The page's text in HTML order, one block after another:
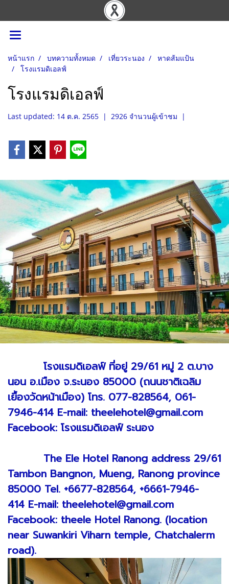
หน้าแรก บทความทั้งหมด เที่ยวระนอง
หาดส้มแป้น
โรงแรมดิเอลฟ์
โรงแรมดิเอลฟ์
Last updated: 14 ต.ค. 2565 | 2926 จำนวนผู้เข้าชม |
โรงแรมดิเอลฟ์ ที่อยู่ 29/61 หมู่ 2 ต.บาง
นอน อ.เมือง จ.ระนอง 85000 (ถนนชาติเฉลิม
เยื้องวัดหน้าเมือง) โทร. 077-828564, 061-
7946-414 E-mail: theelehotel@gmail.com
Facebook: โรงแรมดิเอลฟ์ ระนอง
The Ele Hotel Ranong address 29/61
Tambon Bangnon, Mueng, Ranong province
85000 Tel. +6677-828564, +6661-7946-
414 E-mail: theelehotel@gmail.com
Facebook: theele Hotel Ranong. (location
near Suwankiri Viharn temple, Chatchalerm
road).